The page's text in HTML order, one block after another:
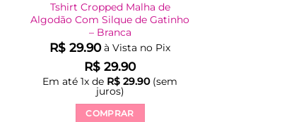
Tshirt Cropped Malha de
Algodão Com Silque de Gatinho
– Branca
R$ 29.90 à Vista no Pix
R$ 29.90
Em até1x de R$ 29.90(sem
juros)
COMPRAR